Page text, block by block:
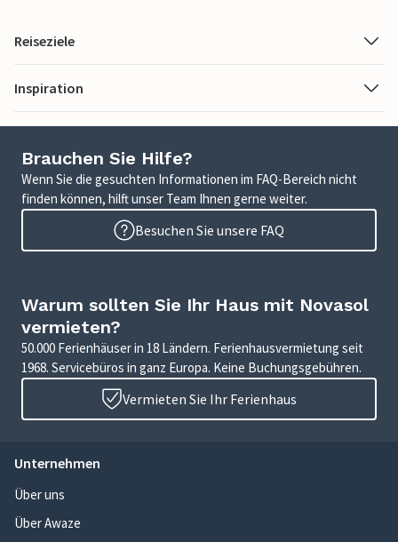
Reiseziele
Inspiration
Brauchen Sie Hilfe?
Wenn Sie die gesuchten Informationen im FAQ-Bereich nicht
finden können, hilft unser Team Ihnen gerne weiter.
Besuchen Sie unsere FAQ
Warum sollten Sie Ihr Haus mit Novasol
vermieten?
50.000 Ferienhäuser in 18 Ländern. Ferienhausvermietung seit
1968. Servicebüros in ganz Europa. Keine Buchungsgebühren.
Vermieten Sie Ihr Ferienhaus
Unternehmen
Über uns
Über Awaze